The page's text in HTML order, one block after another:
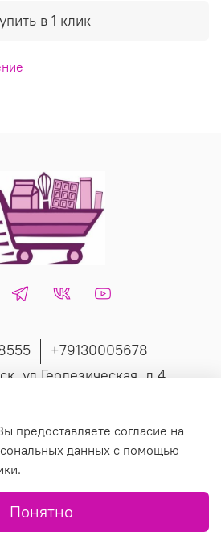
в 1 клик
+79130005678
ул Геодезическая, д 4
контента без письменного
запрещено.
предоставляете согласие на
данных с помощью
Понятно